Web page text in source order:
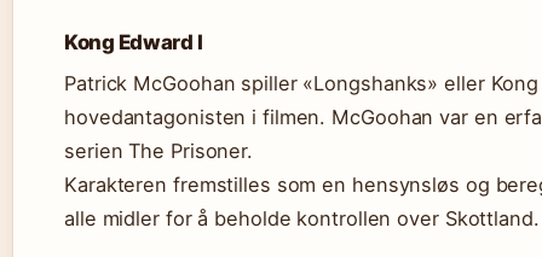
Kong Edward I
Patrick McGoohan spiller «Longshanks» eller
hovedantagonisten i filmen. McGoohan var en
serien The Prisoner.
Karakteren fremstilles som en hensynsløs og
alle midler for å beholde kontrollen over Skottland.